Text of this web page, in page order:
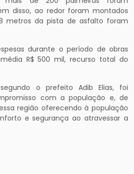
disso, ao redor foram montados
metros da pista de asfalto foram
durante o período de obras
R$ 500 mil, recurso total do
o prefeito Adib Elias, foi
com a população e, de
região oferecendo à população
e segurança ao atravessar a